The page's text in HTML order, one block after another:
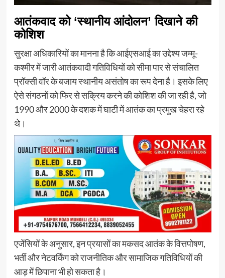
आतंकवाद को ‘स्थानीय आंदोलन’ दिखाने की
कोशिश
सुरक्षा अधिकारियों का मानना है कि आईएसआई का उद्देश्य जम्मू-
कश्मीर में जारी आतंकवादी गतिविधियों को सीमा पार से संचालित
प्रॉक्सी वॉर के बजाय स्थानीय असंतोष का रूप देना है। इसके लिए
ऐसे संगठनों को फिर से सक्रिय करने की कोशिश की जा रही है, जो
1990 और 2000 के दशक में घाटी में आतंक का प्रमुख चेहरा रहे
थे।
एजेंसियों के अनुसार, इन प्रयासों का मकसद आतंक के वित्तपोषण,
भर्ती और नेटवर्किंग को राजनीतिक और सामाजिक गतिविधियों की
आड़ में छिपाना भी हो सकता है।